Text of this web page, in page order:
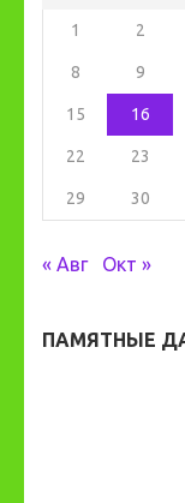
1 2
8 9
15 16
22 23
29 30
« Авг Окт »
ПАМЯТНЫЕ